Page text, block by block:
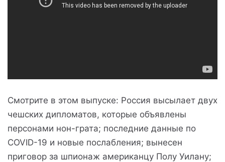
Смотрите в этом выпуске: Россия высылает двух
чешских дипломатов, которые объявлены
персонами нон-грата; последние данные по
COVID-19 и новые послабления; вынесен
приговор за шпионаж американцу Полу Уилану;